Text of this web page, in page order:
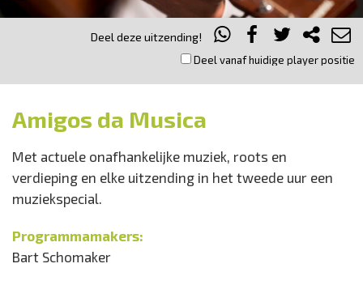
Deel deze uitzending!
Deel vanaf huidige player positie
Amigos da Musica
Met actuele onafhankelijke muziek, roots en
verdieping en elke uitzending in het tweede uur een
muziekspecial.
Programmamakers:
Bart Schomaker